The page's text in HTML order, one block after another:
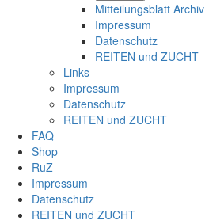
Mitteilungsblatt Archiv
Impressum
Datenschutz
REITEN und ZUCHT
Links
Impressum
Datenschutz
REITEN und ZUCHT
FAQ
Shop
RuZ
Impressum
Datenschutz
REITEN und ZUCHT